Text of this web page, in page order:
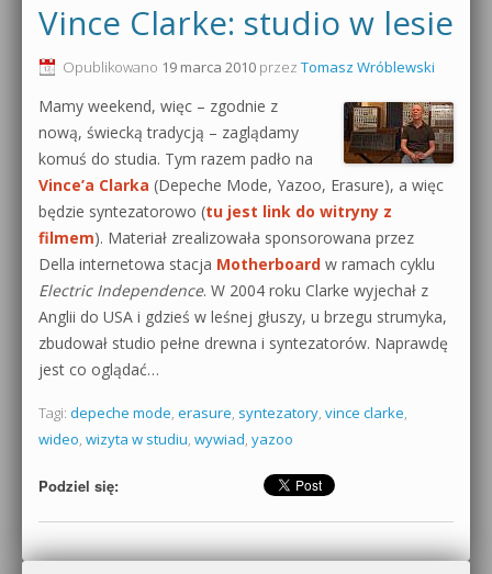
Vince Clarke: studio w lesie
Opublikowano 19 marca 2010 przez Tomasz Wróblewski
Mamy weekend, więc – zgodnie z
nową, świecką tradycją – zaglądamy
komuś do studia. Tym razem padło na
Vince’a Clarka (Depeche Mode, Yazoo, Erasure), a więc
będzie syntezatorowo (tu jest link do witryny z
filmem). Materiał zrealizowała sponsorowana przez
Della internetowa stacja Motherboard w ramach cyklu
Electric Independence. W 2004 roku Clarke wyjechał z
Anglii do USA i gdzieś w leśnej głuszy, u brzegu strumyka,
zbudował studio pełne drewna i syntezatorów. Naprawdę
jest co oglądać…
Tagi: depeche mode, erasure, syntezatory, vince clarke,
wideo, wizyta w studiu, wywiad, yazoo
Podziel się: